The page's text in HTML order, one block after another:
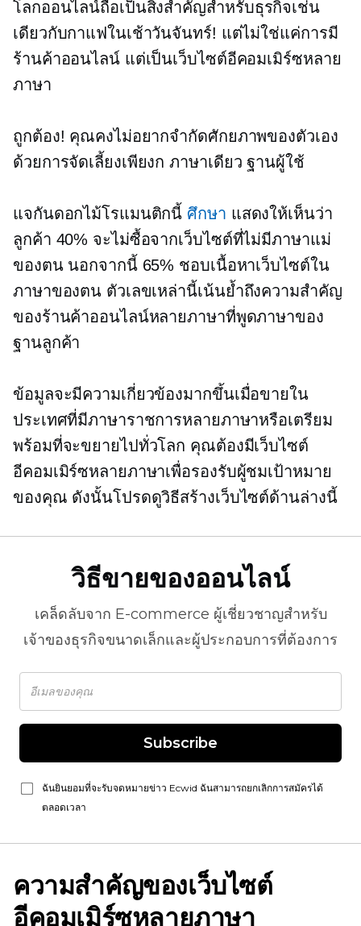
โลกออนไลน์ถือเป็นสิ่งสำคัญสำหรับธุรกิจเช่น
เดียวกับกาแฟในเช้าวันจันทร์! แต่ไม่ใช่แค่การมี
ร้านค้าออนไลน์ แต่เป็นเว็บไซต์อีคอมเมิร์ซหลาย
ภาษา
ถูกต้อง! คุณคงไม่อยากจำกัดศักยภาพของตัวเอง
ด้วยการจัดเลี้ยงเพียงกภาษาเดียว ฐานผู้ใช้
แจกันดอกไม้โรแมนติกนี้ ศึกษา แสดงให้เห็นว่า
ลูกค้า 40% จะไม่ซื้อจากเว็บไซต์ที่ไม่มีภาษาแม่
ของตน นอกจากนี้ 65% ชอบเนื้อหาเว็บไซต์ใน
ภาษาของตน ตัวเลขเหล่านี้เน้นย้ำถึงความสำคัญ
ของร้านค้าออนไลน์หลายภาษาที่พูดภาษาของ
ฐานลูกค้า
ข้อมูลจะมีความเกี่ยวข้องมากขึ้นเมื่อขายใน
ประเทศที่มีภาษาราชการหลายภาษาหรือเตรียม
พร้อมที่จะขยายไปทั่วโลก คุณต้องมีเว็บไซต์
อีคอมเมิร์ซหลายภาษาเพื่อรองรับผู้ชมเป้าหมาย
ของคุณ ดังนั้นโปรดดูวิธีสร้างเว็บไซต์ด้านล่างนี้
วิธีขายของออนไลน์
เคล็ดลับจาก E-commerce ผู้เชี่ยวชาญสำหรับ
เจ้าของธุรกิจขนาดเล็กและผู้ประกอบการที่ต้องการ
Subscribe
ฉันยินยอมที่จะรับจดหมายข่าว Ecwid ฉันสามารถยกเลิกการสมัครได้
ตลอดเวลา
ความสำคัญของเว็บไซต์
อีคอมเมิร์ซหลายภาษา